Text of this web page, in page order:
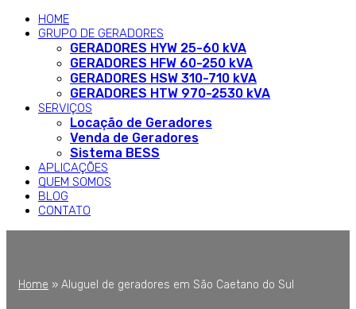
HOME
GRUPO DE GERADORES
GERADORES HYW 25-60 kVA
GERADORES HFW 60-250 kVA
GERADORES HSW 310-710 kVA
GERADORES HTW 970-2530 kVA
SERVIÇOS
Locação de Geradores
Venda de Geradores
Sistema BESS
APLICAÇÕES
QUEM SOMOS
BLOG
CONTATO
Home » Aluguel de geradores em São Caetano do Sul